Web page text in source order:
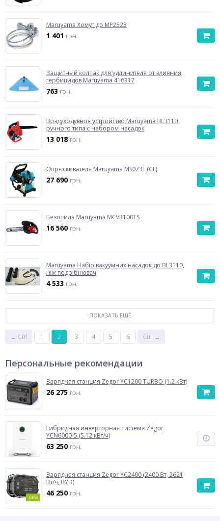
Maruyama Хомут до MP2523
1 401 грн.
Защитный колпак для удлинителя от влияния
гербицидов Maruyama 416317
763 грн.
Воздуходувное устройство Maruyama BL3110
ручного типа с набором насадок
13 018 грн.
Опрыскиватель Maruyama MS073E (CE)
27 690 грн.
Безопила Maruyama MCV3100TS
16 560 грн.
Maruyama Набір вакуумних насадок до BL3110,
ніж подрібнювач
4 533 грн.
ПОКАЗАТЬ ЕЩЁ
← Ctrl 1 2 3 4 5 6 Ctrl →
Персональные рекомендации
Зарядная станция Zegor YC1200 TURBO (1.2 кВт)
26 275 грн.
Гибридная инверторная система Zegor
YCN6000-5 (5.12 кВт/ч)
63 250 грн.
NEW
Зарядная станция Zegor YC2400 (2400 Вт, 2621
Вт/ч, BYD)
46 250 грн.